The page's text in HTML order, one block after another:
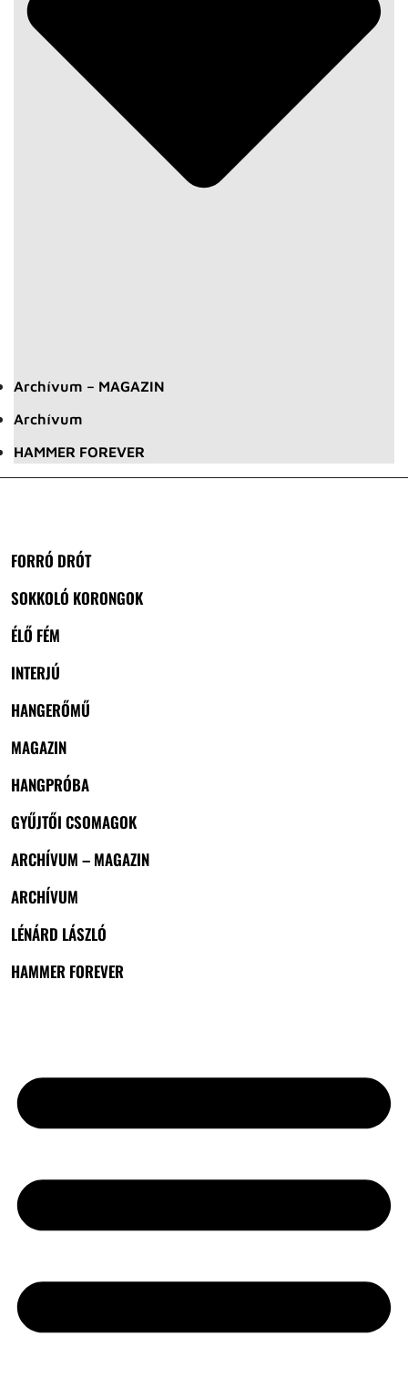
Archívum – MAGAZIN
Archívum
HAMMER FOREVER
FORRÓ DRÓT
SOKKOLÓ KORONGOK
ÉLŐ FÉM
INTERJÚ
HANGERŐMŰ
MAGAZIN
HANGPRÓBA
GYŰJTŐI CSOMAGOK
ARCHÍVUM – MAGAZIN
ARCHÍVUM
LÉNÁRD LÁSZLÓ
HAMMER FOREVER